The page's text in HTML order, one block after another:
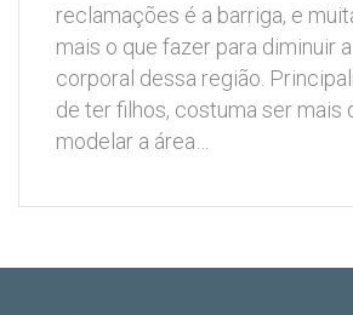
reclamações é a barriga, e
mais o que fazer para diminuir
corporal dessa região.
de ter filhos, costuma ser mais
modelar a área…